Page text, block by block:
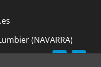
(NAVARRA)